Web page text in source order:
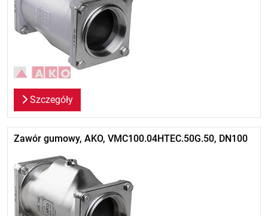
Szczegóły
Zawór gumowy, AKO, VMC100.04HTEC.50G.50, DN100